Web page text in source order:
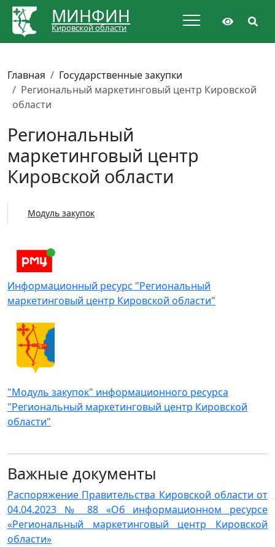
МИНФИН
Кировской области
Главная
Государственные закупки
Региональный маркетинговый центр Кировской
области
Региональный
маркетинговый центр
Кировской области
Информационный ресурс "Региональный
маркетинговый центр Кировской области"
"Модуль закупок" информационного ресурса
"Региональный маркетинговый центр Кировской
области"
Важные документы
Распоряжение Правительства Кировской области от
04.04.2023 № 88 «Об информационном ресурсе
«Региональный маркетинговый центр Кировской
области»
Модуль закупок